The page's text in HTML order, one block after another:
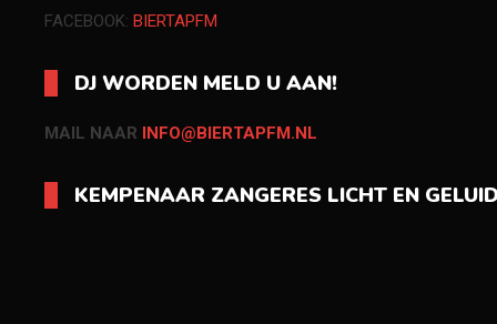
FACEBOOK: BIERTAPFM
DJ WORDEN MELD U AAN!
MAIL NAAR INFO@BIERTAPFM.NL
KEMPENAAR ZANGERES LICHT EN